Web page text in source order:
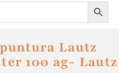
Lautz
100 ag- Lautz